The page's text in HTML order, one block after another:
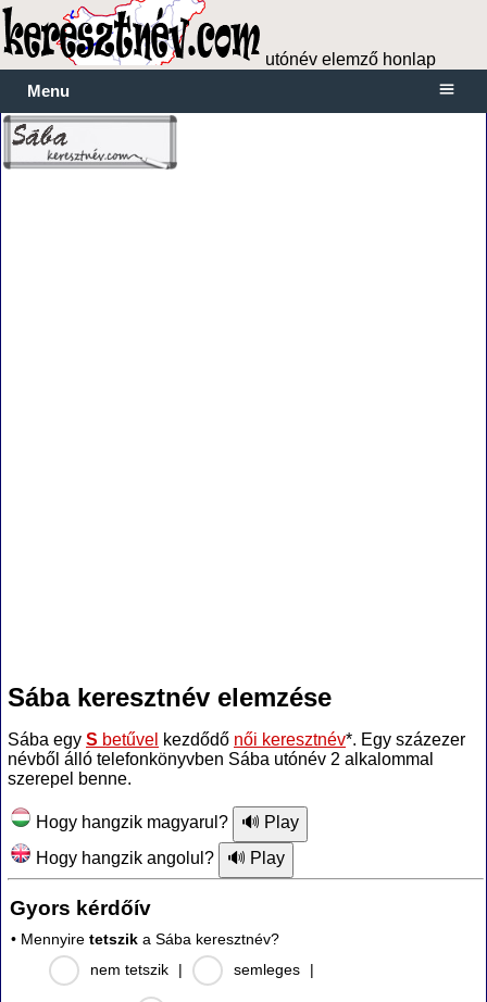
utónév elemző honlap
Menu
Sába keresztnév elemzése
Sába egy S betűvel kezdődő női keresztnév*. Egy százezer
névből álló telefonkönyvben Sába utónév 2 alkalommal
szerepel benne.
Hogy hangzik magyarul?
Hogy hangzik angolul?
Gyors kérdőív
• Mennyire tetszik a Sába keresztnév?
nem tetszik
| semleges |